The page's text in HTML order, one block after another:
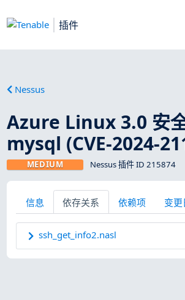
插件
Nessus
Azure Linux 3.0 安
mysql (CVE-2024-
MEDIUM Nessus 插件 ID 215874
信息 依存关系 依赖项 变
ssh_get_info2.nasl